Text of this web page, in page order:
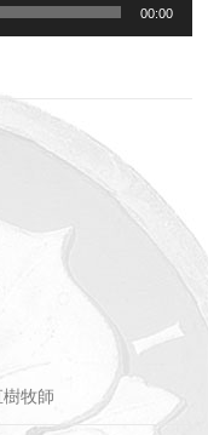
00:00
牧師